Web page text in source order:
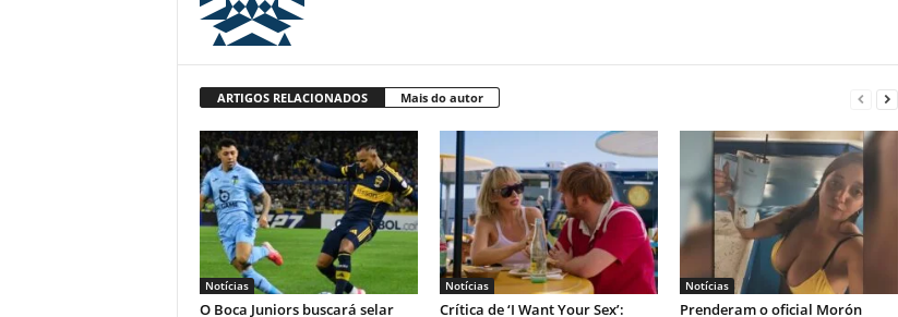
ARTIGOS RELACIONADOS Mais do autor
Notícias
O Boca Juniors buscará selar
Notícias
Crítica de ‘I Want Your Sex’:
Notícias
Prenderam o oficial Morón